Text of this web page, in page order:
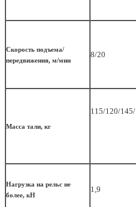
Скорость подъема/
передвижения, м/мин
8/20
Масса тали, кг
115/120/
Нагрузка на рельс не
более, кН
1,9